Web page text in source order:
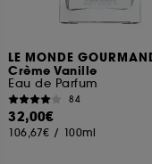
LE MONDE
Crème Vanille
Eau de Parfum
84
32,00€
106,67€ / 100ml